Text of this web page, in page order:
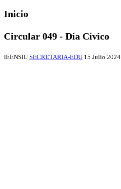
Inicio
Circular 049 - Día Cívico
IEENSIU SECRETARIA-EDU 15 Julio 2024